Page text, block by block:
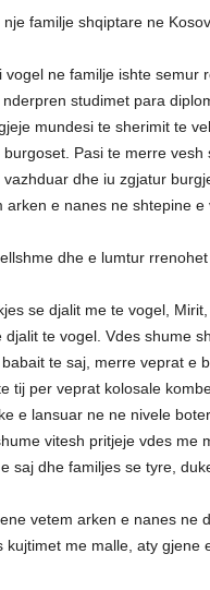
familje shqiptare ne
vogel ne familje ishte
studimet para
mundesi te sherimit te
burgoset. Pasi te merre
dhe iu zgjatur
arken e nanes ne shtepine
dhe e lumtur rrenohet
se djalit me te vogel,
djalit te vogel. Vdes shume
te saj, merre veprat e
tij per veprat kolosale
e lansuar ne ne nivele
vitesh pritjeje vdes me
saj dhe familjes se tyre,
vetem arken e nanes ne
kujtimet me malle, aty gjene